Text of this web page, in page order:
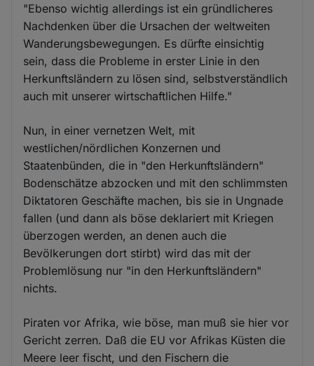
"Ebenso wichtig allerdings ist ein gründlicheres
Nachdenken über die Ursachen der weltweiten
Wanderungsbewegungen. Es dürfte einsichtig
sein, dass die Probleme in erster Linie in den
Herkunftsländern zu lösen sind, selbstverständlich
auch mit unserer wirtschaftlichen Hilfe."
Nun, in einer vernetzen Welt, mit
westlichen/nördlichen Konzernen und
Staatenbünden, die in "den Herkunftsländern"
Bodenschätze abzocken und mit den schlimmsten
Diktatoren Geschäfte machen, bis sie in Ungnade
fallen (und dann als böse deklariert mit Kriegen
überzogen werden, an denen auch die
Bevölkerungen dort stirbt) wird das mit der
Problemlösung nur "in den Herkunftsländern"
nichts.
Piraten vor Afrika, wie böse, man muß sie hier vor
Gericht zerren. Daß die EU vor Afrikas Küsten die
Meere leer fischt, und den Fischern die